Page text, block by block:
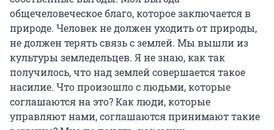
общечеловеческое благо, которое заключается в
природе. Человек не должен уходить от природы,
не должен терять связь с землей. Мы вышли из
культуры земледельцев. Я не знаю, как так
получилось, что над землей совершается такое
насилие. Что произошло с людьми, которые
соглашаются на это? Как люди, которые
управляют нами, соглашаются принимают такие